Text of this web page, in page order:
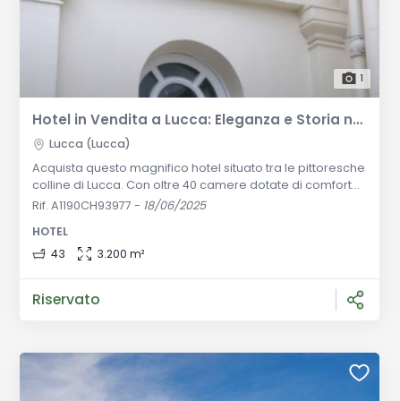
1
Hotel in Vendita a Lucca: Eleganza e Storia nel Cuore delle Colline Toscane
Lucca (Lucca)
Acquista questo magnifico hotel situato tra le pittoresche
colline di Lucca. Con oltre 40 camere dotate di comfort
moderni e un ristorante con licenza esterna, questa
investimento. Descrizione Generale: Questo straordinario
hotel è immerso tra le incantevoli colline di Lucca e vanta
Rif. A1190CH93977 - 18/06/2025
HOTEL
43
3.200 m²
Riservato